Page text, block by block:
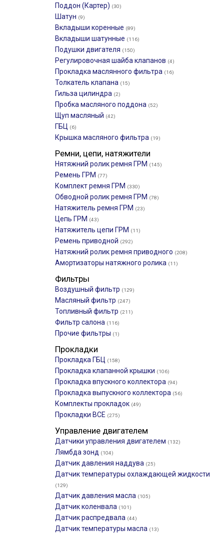
Поддон (Картер) (30)
Шатун (9)
Вкладыши коренные (89)
Вкладыши шатунные (116)
Подушки двигателя (150)
Регулировочная шайба клапанов (4)
Прокладка маслянного фильтра (16)
Толкатель клапана (15)
Гильза цилиндра (2)
Пробка масляного поддона (52)
Щуп масляный (42)
ГБЦ (6)
Крышка масляного фильтра (19)
Ремни, цепи, натяжители
Нятяжний ролик ремня ГРМ (145)
Ремень ГРМ (77)
Комплект ремня ГРМ (330)
Обводной ролик ремня ГРМ (78)
Натяжитель ремня ГРМ (23)
Цепь ГРМ (43)
Натяжитель цепи ГРМ (11)
Ремень приводной (292)
Натяжний ролик ремня приводного (208)
Амортизаторы натяжного ролика (11)
Фильтры
Воздушный фильтр (129)
Масляный фильтр (247)
Топливный фильтр (211)
Фильтр салона (116)
Прочие фильтры (1)
Прокладки
Прокладка ГБЦ (158)
Прокладка клапанной крышки (106)
Прокладка впускного коллектора (94)
Прокладка выпускного коллектора (56)
Комплекты прокладок (49)
Прокладки ВСЕ (275)
Управление двигателем
Датчики управления двигателем (132)
Лямбда зонд (104)
Датчик давления наддува (25)
Датчик температуры охлаждающей жидкости
(129)
Датчик давления масла (105)
Датчик коленвала (101)
Датчик распредвала (44)
Датчик температуры масла (13)